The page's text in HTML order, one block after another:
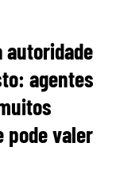
autoridade
agentes
pode valer